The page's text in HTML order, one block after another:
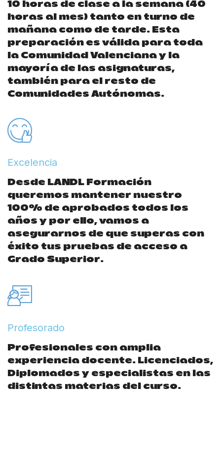
10 horas de clase a la semana (40
horas al mes) tanto en turno de
mañana como de tarde. Esta
preparación es válida para toda
la Comunidad Valenciana y la
mayoría de las asignaturas,
también para el resto de
Comunidades Autónomas.
Excelencia
Desde LANDL Formación
queremos mantener nuestro
100% de aprobados todos los
años y por ello, vamos a
asegurarnos de que superas con
éxito tus pruebas de acceso a
Grado Superior.
Profesorado
Profesionales con amplia
experiencia docente. Licenciados,
Diplomados y especialistas en las
distintas materias del curso.